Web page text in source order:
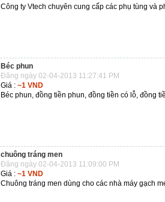
Công ty Vtech chuyên cung cấp các phụ tùng và
Béc phun
Đăng ngày 02-04-2013 11:27:41 PM
Giá : ~1 VND
Béc phun, đồng tiền phun, đồng tiền có lỗ, đồng
chuông tráng men
Đăng ngày 02-04-2013 11:09:00 PM
Giá : ~1 VND
Chuông tráng men dùng cho các nhà máy gạch